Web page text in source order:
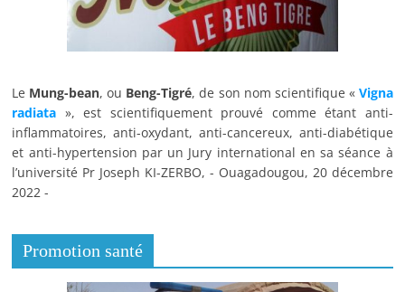
Le Mung-bean, ou Beng-Tigré, de son nom scientifique « Vigna
radiata », est scientifiquement prouvé comme étant anti-
inflammatoires, anti-oxydant, anti-cancereux, anti-diabétique
et anti-hypertension par un Jury international en sa séance à
l’université Pr Joseph KI-ZERBO, - Ouagadougou, 20 décembre
2022 -
Promotion santé